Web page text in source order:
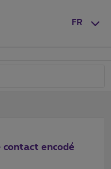
FR
contact encodé